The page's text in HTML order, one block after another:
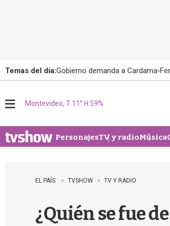
Temas del día:Gobierno demanda a Cardama
u
Montevideo, T 11° H 59%
PersonajesTV y radioMúsica
EL PAÍS TVSHOW TV Y RADIO
¿Quién se fue